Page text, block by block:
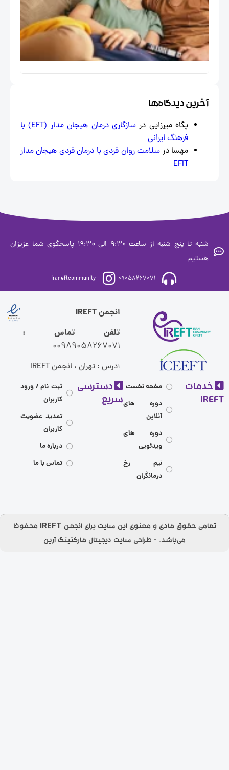
مدار
EFT در
مسائل
اجتماعی
ایران
دیدگاه‌ها
پگاه میرزاییدر
سازگاری درمان هیجان‌ مدار (EFT) با
فرهنگ ایرانی
مهسادرسلامت روان فردی با درمان فردی هیجان مدار
شنبه تا پنج شنبه از ساعت 9:30 الی 19:30 پاسخگوی شما عزیزان
09058267071
iraneftcommunity
تلفن تماس :
00989058267071
آدرس : تهران ، انجمن IREFT
صفحه نخست
دوره های
دوره های
ویدئویی
نیم رخ
درمانگران
دسترسی
سریع
ثبت نام / ورود
تمدید عضویت
درباره ما
تماس با ما
تمامی حقوق مادی و معنوی این سایت برای انجمن IREFT محفوظ
می‌باشد.​ - طراحی سایتدیجیتال مارکتینگ آرین